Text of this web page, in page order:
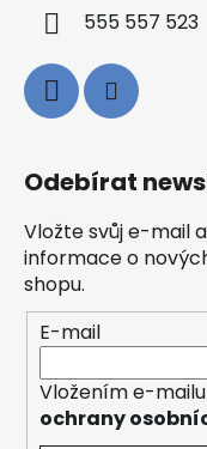
555 557 523
Odebírat
Vložte svůj e-mail
informace o
shopu.
E-mail
Vložením e-
ochrany